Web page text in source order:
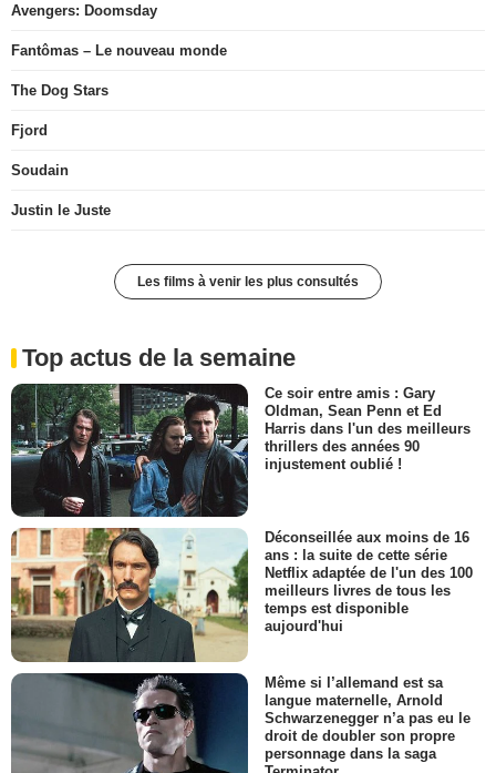
Avengers: Doomsday
Fantômas – Le nouveau monde
The Dog Stars
Fjord
Soudain
Justin le Juste
Les films à venir les plus consultés
Top actus de la semaine
Ce soir entre amis : Gary
Oldman, Sean Penn et Ed
Harris dans l'un des meilleurs
thrillers des années 90
injustement oublié !
Déconseillée aux moins de 16
ans : la suite de cette série
Netflix adaptée de l'un des 100
meilleurs livres de tous les
temps est disponible
aujourd'hui
Même si l’allemand est sa
langue maternelle, Arnold
Schwarzenegger n’a pas eu le
droit de doubler son propre
personnage dans la saga